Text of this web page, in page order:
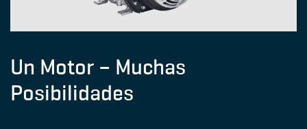
Un Motor – Muchas
Posibilidades